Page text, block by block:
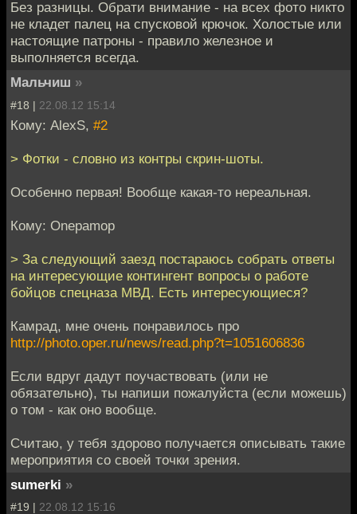
Без разницы. Обрати внимание - на всех фото никто
не кладет палец на спусковой крючок. Холостые или
настоящие патроны - правило железное и
выполняется всегда.
Мальчиш »
#18 | 22.08.12 15:14
Кому: AlexS, #2
> Фотки - словно из контры скрин-шоты.
Особенно первая! Вообще какая-то нереальная.
Кому: Onepamop
> За следующий заезд постараюсь собрать ответы
на интересующие контингент вопросы о работе
бойцов спецназа МВД. Есть интересующиеся?
Камрад, мне очень понравилось про
http://photo.oper.ru/news/read.php?t=1051606836
Если вдруг дадут поучаствовать (или не
обязательно), ты напиши пожалуйста (если можешь)
о том - как оно вообще.
Считаю, у тебя здорово получается описывать такие
мероприятия со своей точки зрения.
sumerki »
#19 | 22.08.12 15:16